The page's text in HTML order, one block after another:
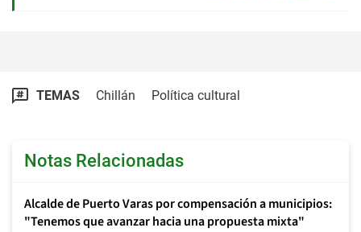
TEMAS Chillán Política cultural
Notas Relacionadas
Alcalde de Puerto Varas por compensación a municipios:
"Tenemos que avanzar hacia una propuesta mixta"